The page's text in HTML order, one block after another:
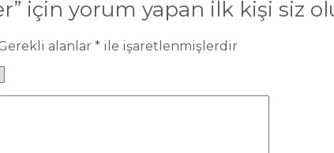
için yorum yapan ilk kişi siz
alanlar * ile işaretlenmişlerdir